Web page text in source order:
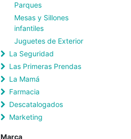
Parques
Mesas y Sillones
infantiles
Juguetes de Exterior
La Seguridad
Las Primeras Prendas
La Mamá
Farmacia
Descatalogados
Marketing
Marca